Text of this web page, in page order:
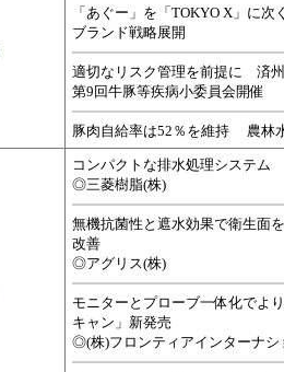
「あぐー」を「TOKYO X」に
ブランド戦略展開
適切なリスク管理を前提に 済
第9回牛豚等疾病小委員会開催
豚肉自給率は52％を維持 農林
コンパクトな排水処理システ
◎三菱樹脂(株)
無機抗菌性と遮水効果で衛生面
改善
◎アグリス(株)
モニターとプローブ一体化で
キャン」新発売
◎(株)フロンティアインターナシ